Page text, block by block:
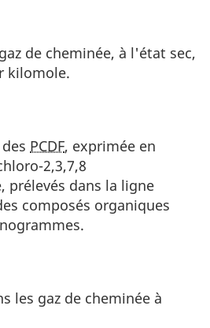
de cheminée, à l'état sec,
kilomole.
PCDF, exprimée en
2,3,7,8
prélevés dans la ligne
composés organiques
les gaz de cheminée à